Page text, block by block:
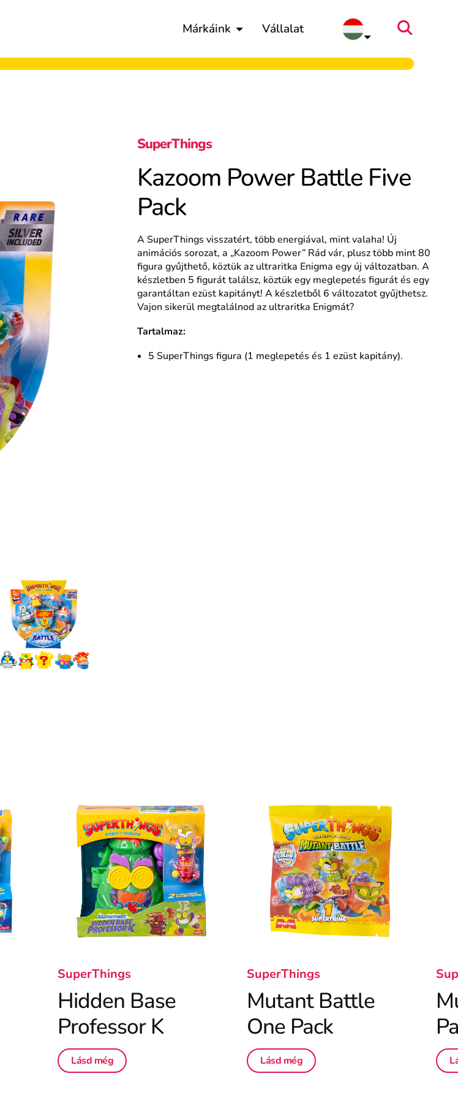
Márkáink Vállalat
SuperThings
Kazoom Power Battle Five
Pack
A SuperThings visszatért, több energiával, mint valaha! Új
animációs sorozat, a „Kazoom Power” Rád vár, plusz több mint 80
figura gyűjthető, köztük az ultraritka Enigma egy új változatban. A
készletben 5 figurát találsz, köztük egy meglepetés figurát és egy
garantáltan ezüst kapitányt! A készletből 6 változatot gyűjthetsz.
Vajon sikerül megtalálnod az ultraritka Enigmát?
Tartalmaz:
5 SuperThings figura (1 meglepetés és 1 ezüst kapitány).
SuperThings
Hidden Base
Professor K
Lásd még
SuperThings
Mutant Battle
One Pack
Lásd még